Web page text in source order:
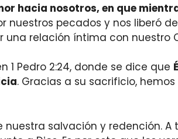
hacia nosotros, en que
nuestros pecados y nos liberó
una relación íntima con nuestro
Pedro 2:24, donde se dice que
. Gracias a su sacrificio,
salvación y redención.